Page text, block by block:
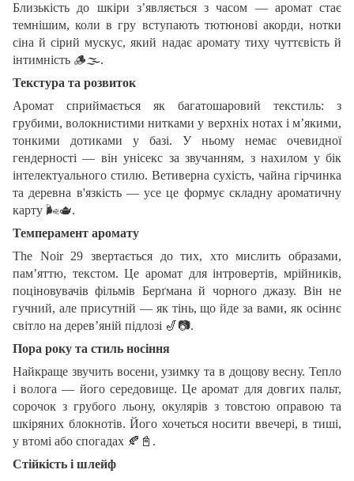
Близькість до шкіри з’являється з часом — аромат стає
темнішим, коли в гру вступають тютюнові акорди, нотки
сіна й сірий мускус, який надає аромату тиху чуттєвість й
інтимність 🪵🌫️.
Текстура та розвиток
Аромат сприймається як багатошаровий текстиль: з
грубими, волокнистими нитками у верхніх нотах і м’якими,
тонкими дотиками у базі. У ньому немає очевидної
гендерності — він унісекс за звучанням, з нахилом у бік
інтелектуального стилю. Ветиверна сухість, чайна гірчинка
та деревна в'язкість — усе це формує складну ароматичну
карту 🌬🫖.
Темперамент аромату
The Noir 29 звертається до тих, хто мислить образами,
пам’яттю, текстом. Це аромат для інтровертів, мрійників,
поціновувачів фільмів Берґмана й чорного джазу. Він не
гучний, але присутній — як тінь, що йде за вами, як осіннє
світло на дерев’яній підлозі 🎷📷.
Пора року та стиль носіння
Найкраще звучить восени, узимку та в дощову весну. Тепло
і волога — його середовище. Це аромат для довгих пальт,
сорочок з грубого льону, окулярів з товстою оправою та
шкіряних блокнотів. Його хочеться носити ввечері, в тиші,
у втомі або спогадах 🍂📓 .
Стійкість і шлейф